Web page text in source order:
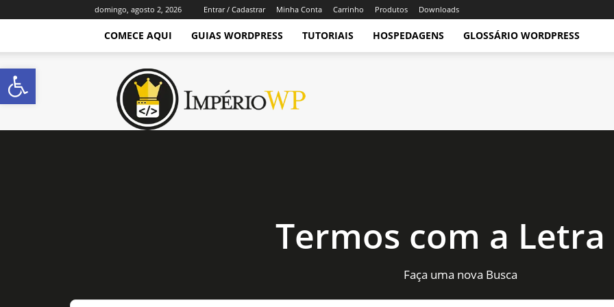
domingo, agosto 2, 2026 Entrar / Cadastrar Minha Conta Carrinho Produtos Downloads
COMECE AQUI GUIAS WORDPRESS TUTORIAIS HOSPEDAGENS GLOSSÁRIO WORDPRESS
Império
WordPress
Termos com a Letra
Faça uma nova Busca
Abrir a barra de ferramentas